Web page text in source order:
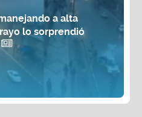
a alta
lo sorprendió